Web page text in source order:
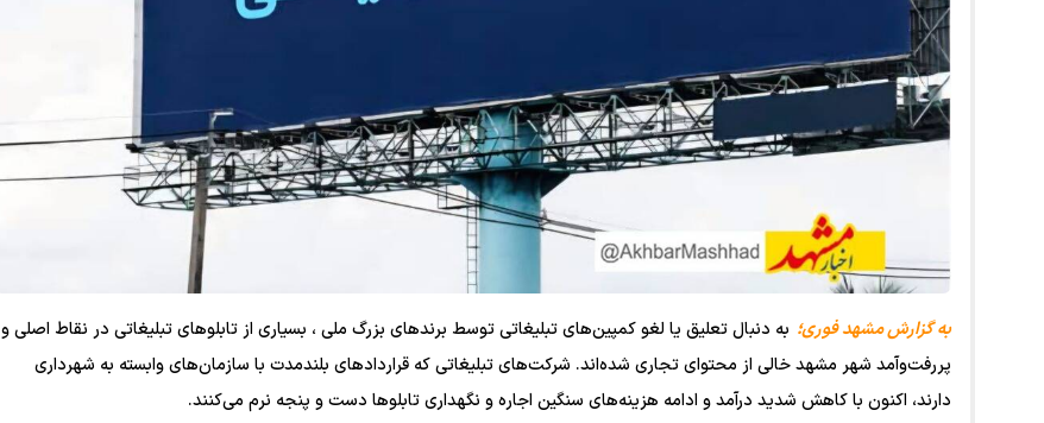
به گزارش مشهد فوری؛ به دنبال تعلیق یا لغو کمپین‌های تبلیغاتی توسط برندهای بزرگ ملی ، بسیاری از تابلوهای تبلیغاتی در نقاط اصلی و
پررفت‌وآمد شهر مشهد خالی از محتوای تجاری شده‌اند. شرکت‌های تبلیغاتی که قراردادهای بلندمدت با سازمان‌های وابسته به شهرداری
دارند، اکنون با کاهش شدید درآمد و ادامه هزینه‌های سنگین اجاره و نگهداری تابلوها دست و پنجه نرم می‌کنند.